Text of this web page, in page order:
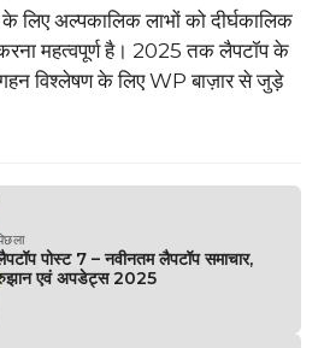
लिए अल्पकालिक लाभों को दीर्घकालिक
महत्वपूर्ण है। 2025 तक लैपटॉप के
विश्लेषण के लिए WP बाज़ार से जुड़े
पोस्ट 7 – नवीनतम लैपटॉप समाचार,
एवं अपडेट्स 2025